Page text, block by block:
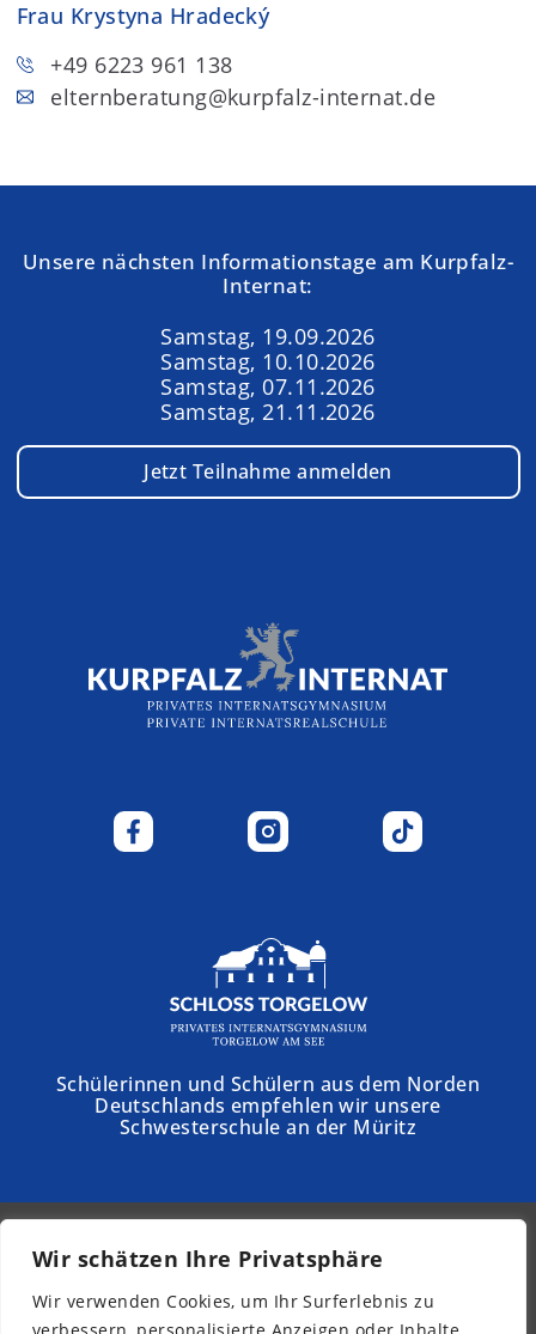
Wir schätzen Ihre Privatsphäre
Wir verwenden Cookies, um Ihr Surferlebnis zu
Frau Krystyna Hradecký
+49 6223 961 138
elternberatung@kurpfalz-internat.de
Unsere nächsten Informationstage am Kurpfalz-
Internat:
Samstag, 19.09.2026
Samstag, 10.10.2026
Samstag, 07.11.2026
Samstag, 21.11.2026
Jetzt Teilnahme anmelden
Schülerinnen und Schülern aus dem Norden
Deutschlands empfehlen wir unsere
Schwesterschule an der Müritz
© 2026 - Kurpfalz-Internat
Newsletter